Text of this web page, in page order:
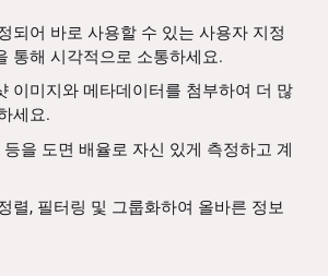
되어 바로 사용할 수 있는 사용자 지정
통해 시각적으로 소통하세요.
이미지와 메타데이터를 첨부하여 더 많
세요.
을 도면 배율로 자신 있게 측정하고 계
렬, 필터링 및 그룹화하여 올바른 정보